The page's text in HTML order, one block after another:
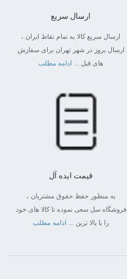
ارسال سریع
ارسال سریع کالا به تمام نقاط ایران ،
ارسال بروز در شهر تهران برای سفارش
های قبل
... ادامه مطلب
قیمت ایده آل
به منظور حفظ حقوق مشتریان ،
فروشگاه سل سعی نموده تا کالا های خود
را با بالا ترین ... ادامه مطلب